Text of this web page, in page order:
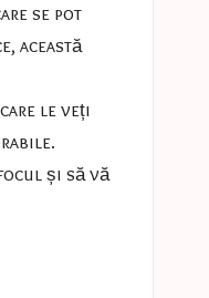
se pot
această
le veți
și să vă